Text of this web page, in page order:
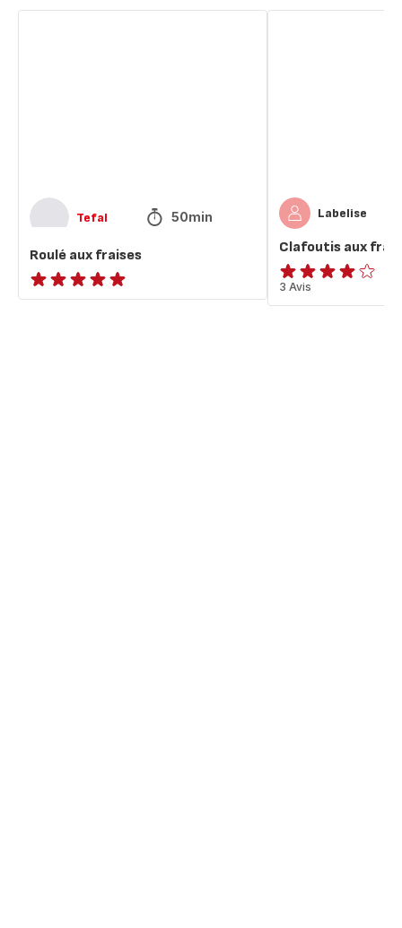
Tefal 50min
Roulé aux fraises
ratings.NaN
Labelise
Clafoutis aux
Avis
4
3 Avis